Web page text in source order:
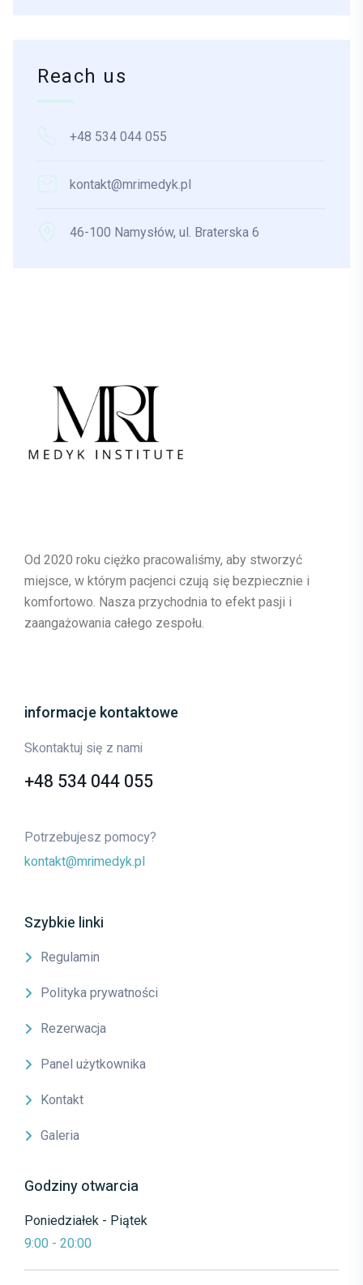
Reach us
+48 534 044 055
kontakt@mrimedyk.pl
46-100 Namysłów, ul. Braterska 6
Od 2020 roku ciężko pracowaliśmy, aby stworzyć
miejsce, w którym pacjenci czują się bezpiecznie i
komfortowo. Nasza przychodnia to efekt pasji i
zaangażowania całego zespołu.
informacje kontaktowe
Skontaktuj się z nami
+48 534 044 055
Potrzebujesz pomocy?
kontakt@mrimedyk.pl
Szybkie linki
Regulamin
Polityka prywatności
Rezerwacja
Panel użytkownika
Kontakt
Galeria
Godziny otwarcia
Poniedziałek - Piątek
9:00 - 20:00